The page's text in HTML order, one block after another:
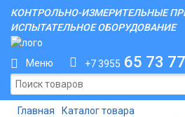
КОНТРОЛЬНО-ИЗМЕРИТЕЛЬНЫЕ
ИСПЫТАТЕЛЬНОЕ ОБОРУДОВАНИЕ
Меню +7 3955 65 73 77
Главная
Каталог товара